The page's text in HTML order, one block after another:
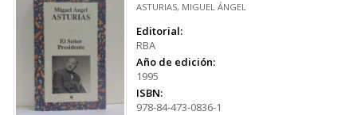
ASTURIAS, MIGUEL ÁNGEL
Editorial:
RBA
Año de edición:
1995
ISBN:
978-84-473-0836-1